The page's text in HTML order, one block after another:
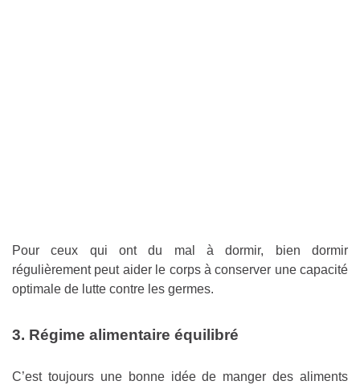
Pour ceux qui ont du mal à dormir, bien dormir
régulièrement peut aider le corps à conserver une capacité
optimale de lutte contre les germes.
3. Régime alimentaire équilibré
C’est toujours une bonne idée de manger des aliments